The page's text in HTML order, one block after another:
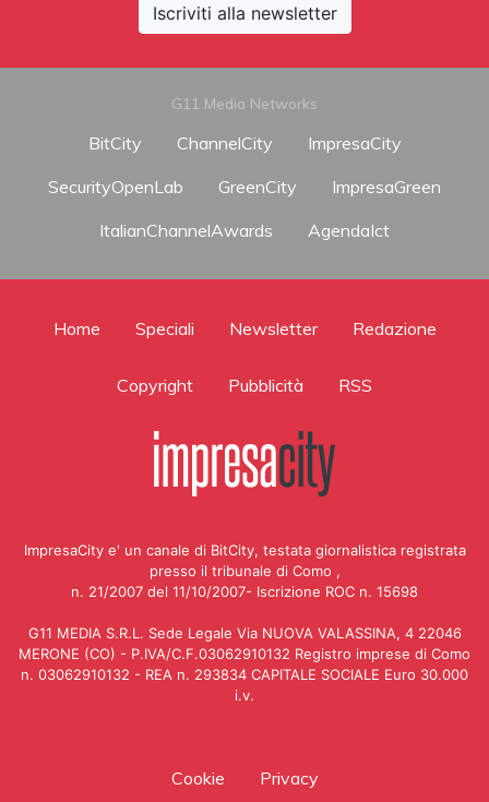
Iscriviti alla newsletter
G11 Media Networks
BitCity ChannelCity
ImpresaCity
SecurityOpenLab
GreenCity
ImpresaGreen
ItalianChannelAwards
AgendaIct
Home Speciali Newsletter Redazione
Copyright Pubblicità RSS
ImpresaCity e' un canale di BitCity, testata giornalistica registrata
presso il tribunale di Como ,
n. 21/2007 del 11/10/2007- Iscrizione ROC n. 15698
G11 MEDIA S.R.L. Sede Legale Via NUOVA VALASSINA, 4 22046
MERONE (CO) - P.IVA/C.F.03062910132 Registro imprese di Como
n. 03062910132 - REA n. 293834 CAPITALE SOCIALE Euro 30.000
i.v.
Cookie Privacy